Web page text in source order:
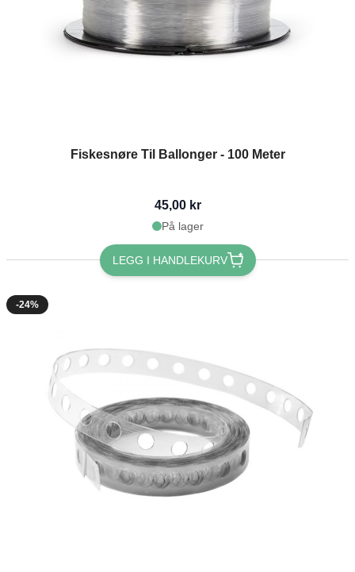
Fiskesnøre Til Ballonger - 100 Meter
45,00 kr
På lager
LEGG I HANDLEKURV
-24%